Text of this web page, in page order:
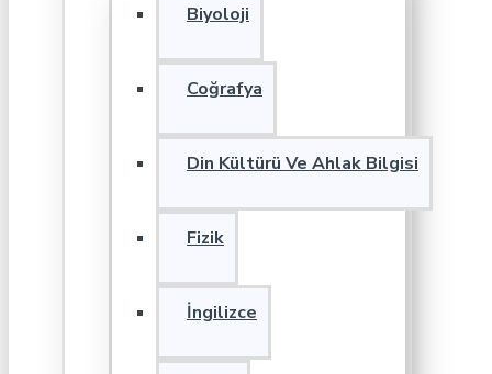
Biyoloji
Coğrafya
Din Kültürü Ve Ahlak Bilgisi
Fizik
İngilizce